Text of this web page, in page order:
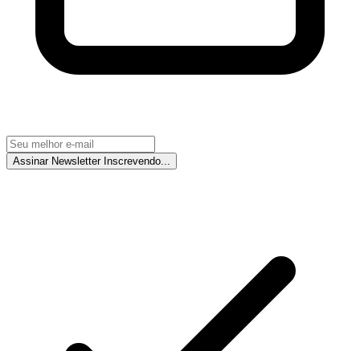
Assinar Newsletter Inscrevendo...